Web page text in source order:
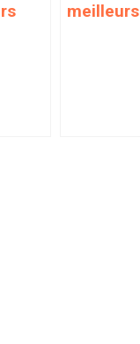
meilleurs